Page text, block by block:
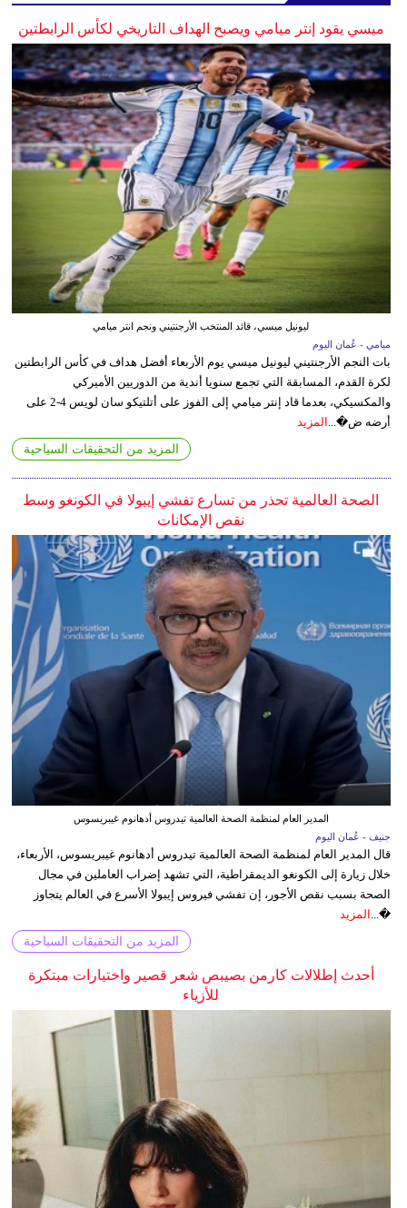
ميسي يقود إنتر ميامي ويصبح الهداف التاريخي لكأس الرابطتين
ليونيل ميسي، قائد المنتخب الأرجنتيني ونجم انتر ميامي
ميامي - عُمان اليوم
بات النجم الأرجنتيني ليونيل ميسي يوم الأربعاء أفضل هداف في كأس الرابطتين
لكرة القدم، المسابقة التي تجمع سنويا أندية من الدوريين الأميركي
والمكسيكي، بعدما قاد إنتر ميامي إلى الفوز على أتلتيكو سان لويس 4-2 على
أرضه ض�... المزيد
المزيد من التحقيقات السياحية
الصحة العالمية تحذر من تسارع تفشي إيبولا في الكونغو وسط
نقص الإمكانات
المدير العام لمنظمة الصحة العالمية تيدروس أدهانوم غيبريسوس
جنيف - عُمان اليوم
قال المدير العام لمنظمة الصحة العالمية تيدروس أدهانوم غيبريسوس، الأربعاء،
خلال زيارة إلى الكونغو الديمقراطية، التي تشهد إضراب العاملين في مجال
الصحة بسبب نقص الأجور، إن تفشي فيروس إيبولا الأسرع في العالم يتجاوز
�... المزيد
المزيد من التحقيقات السياحية
أحدث إطلالات كارمن بصيبص شعر قصير واختيارات مبتكرة
للأزياء